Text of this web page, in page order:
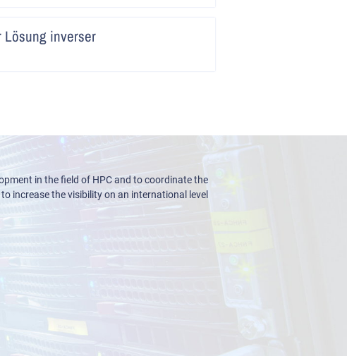
Lösung inverser
in the field of HPC and to coordinate the
increase the visibility on an international level